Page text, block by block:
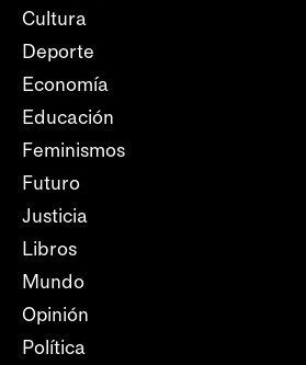
Cultura
Deporte
Economía
Educación
Feminismos
Futuro
Justicia
Libros
Mundo
Opinión
Política